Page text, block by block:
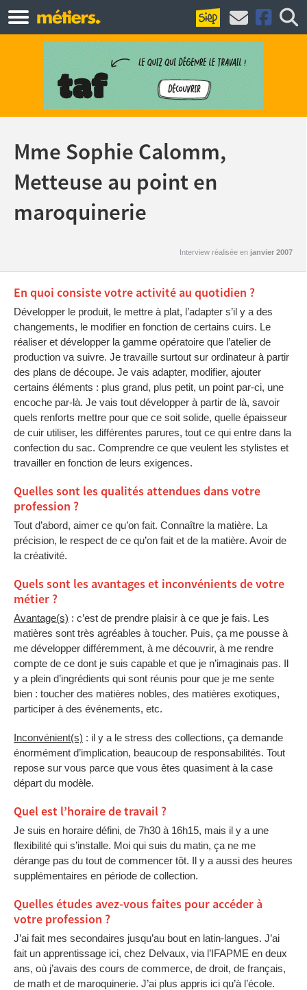
Mme Sophie Calomm,
Metteuse au point en
maroquinerie
Interview réalisée en janvier 2007
En quoi consiste votre activité au quotidien ?
Développer le produit, le mettre à plat, l’adapter s’il y a des
changements, le modifier en fonction de certains cuirs. Le
réaliser et développer la gamme opératoire que l’atelier de
production va suivre. Je travaille surtout sur ordinateur à partir
des plans de découpe. Je vais adapter, modifier, ajouter
certains éléments : plus grand, plus petit, un point par-ci, une
encoche par-là. Je vais tout développer à partir de là, savoir
quels renforts mettre pour que ce soit solide, quelle épaisseur
de cuir utiliser, les différentes parures, tout ce qui entre dans la
confection du sac. Comprendre ce que veulent les stylistes et
travailler en fonction de leurs exigences.
Quelles sont les qualités attendues dans votre
profession ?
Tout d’abord, aimer ce qu’on fait. Connaître la matière. La
précision, le respect de ce qu’on fait et de la matière. Avoir de
la créativité.
Quels sont les avantages et inconvénients de votre
métier ?
Avantage(s) : c’est de prendre plaisir à ce que je fais. Les
matières sont très agréables à toucher. Puis, ça me pousse à
me développer différemment, à me découvrir, à me rendre
compte de ce dont je suis capable et que je n’imaginais pas. Il
y a plein d’ingrédients qui sont réunis pour que je me sente
bien : toucher des matières nobles, des matières exotiques,
participer à des événements, etc.
Inconvénient(s) : il y a le stress des collections, ça demande
énormément d’implication, beaucoup de responsabilités. Tout
repose sur vous parce que vous êtes quasiment à la case
départ du modèle.
Quel est l’horaire de travail ?
Je suis en horaire défini, de 7h30 à 16h15, mais il y a une
flexibilité qui s’installe. Moi qui suis du matin, ça ne me
dérange pas du tout de commencer tôt. Il y a aussi des heures
supplémentaires en période de collection.
Quelles études avez-vous faites pour accéder à
votre profession ?
J’ai fait mes secondaires jusqu’au bout en latin-langues. J’ai
fait un apprentissage ici, chez Delvaux, via l’IFAPME en deux
ans, où j’avais des cours de commerce, de droit, de français,
de math et de maroquinerie. J’ai plus appris ici qu’à l’école.